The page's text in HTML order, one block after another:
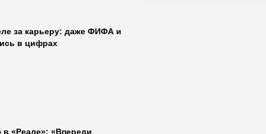
за карьеру: даже ФИФА и
в цифрах
«Реале»: «Впереди